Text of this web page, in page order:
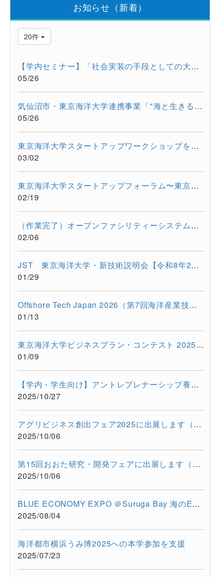
お知らせ（新着）
20件
【学内セミナー】「社会実装の手段としての大学発スタートアップ...
05/26
気仙沼市・東京海洋大学連携事業「"海と生きる"連続水産セミナー...
05/26
東京海洋大学スタートアップワークショップを開催しました。
03/02
東京海洋大学スタートアップフォーラム〜東京都大学発スタートア...
02/19
（作業完了）オープンファシリティーシステムの一時停止について...
02/06
JST 東京海洋大学・新技術説明会【令和8年2月17日 オンライン開...
01/29
Offshore Tech Japan 2026（第7回海洋産業技術展） に出展します...
01/13
東京海洋大学ビジネスプラン・コンテスト 2025開催報告
01/09
【学内・学生向け】アントレプレナーシップ養成プログラム ビジ...
2025/10/27
アグリビジネス創出フェア2025に出展します（2025/11/26-11/28）
2025/10/06
第15回おおた研究・開発フェアに出展します（2025/10/30-10/31）
2025/10/06
BLUE ECONOMY EXPO ＠Suruga Bay 海のEXPO（2025/7/28-7/29）に超...
2025/08/04
海洋都市横浜うみ博2025への本学参加を支援
2025/07/23